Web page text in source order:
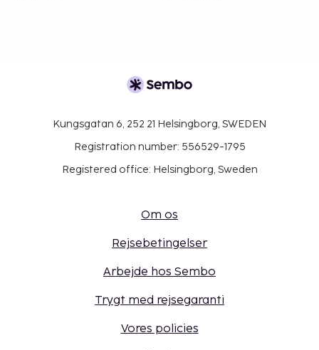
Kungsgatan 6, 252 21 Helsingborg, SWEDEN
Registration number: 556529-1795
Registered office: Helsingborg, Sweden
Om os
Rejsebetingelser
Arbejde hos Sembo
Trygt med rejsegaranti
Vores policies